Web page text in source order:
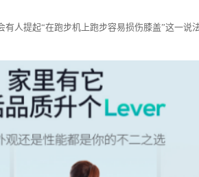
有人提起“在跑步机上跑步容易损伤膝盖”这一说